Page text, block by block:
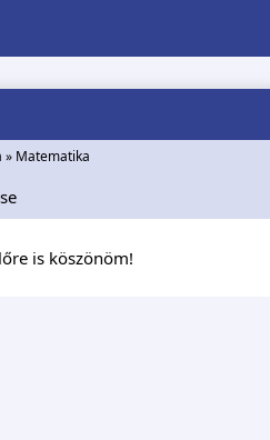
» Matematika
is köszönöm!